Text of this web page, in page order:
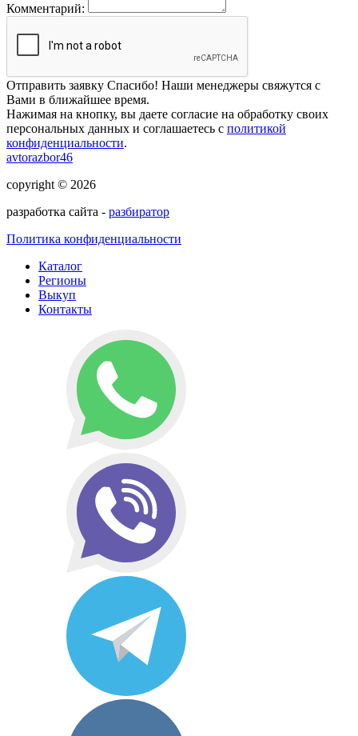
Комментарий:
Отправить заявку Спасибо! Наши менеджеры свяжутся с
Вами в ближайшее время.
Нажимая на кнопку, вы даете согласие на обработку своих
персональных данных и соглашаетесь с политикой
конфиденциальности.
avtorazbor46
copyright © 2026
разработка сайта - разбиратор
Политика конфиденциальности
Каталог
Регионы
Выкуп
Контакты